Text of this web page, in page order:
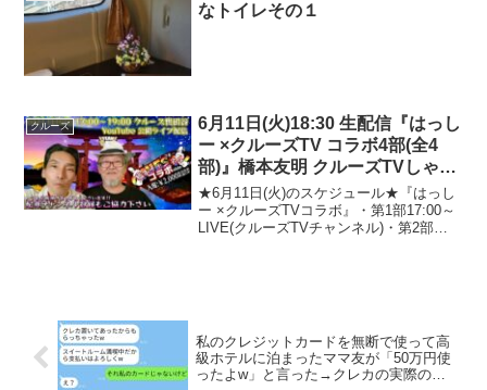
なトイレその１
クルーズ
6月11日(火)18:30 生配信『はっし
ー ×クルーズTV コラボ4部(全4
部)』橋本友明 クルーズTVしゃち
ょう 公開ライブ配信 世田谷にて
現地観覧 お待ちしております。
★6月11日(火)のスケジュール★『はっし
ー ×クルーズTVコラボ』・第1部17:00～
LIVE(クルーズTVチャンネル)・第2部
私のクレジットカードを無断で使って高
級ホテルに泊まったママ友が「50万円使
ったよw」と言った→クレカの実際の持